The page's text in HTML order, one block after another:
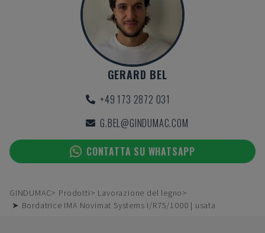
GERARD BEL
+49 173 2872 031
G.BEL@GINDUMAC.COM
CONTATTA SU WHATSAPP
GINDUMAC Prodotti
Lavorazione del legno
➤ Bordatrice IMA Novimat Systems I/R75/1000 | usata